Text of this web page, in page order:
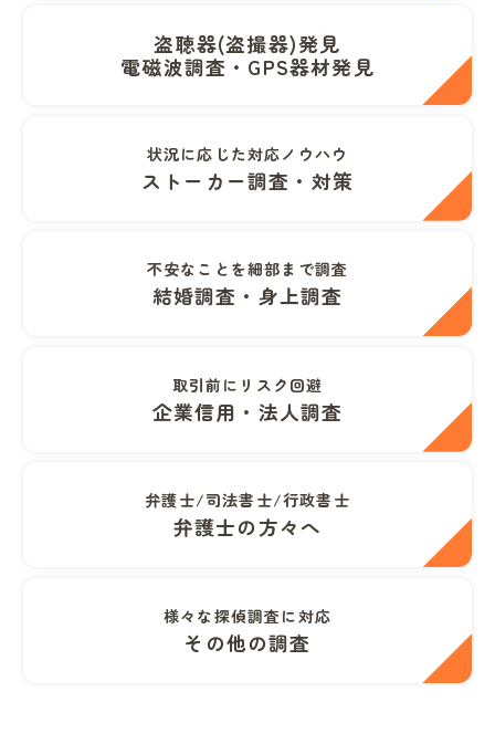
盗聴器(盗撮器)発見
電磁波調査・GPS器材発見
状況に応じた対応ノウハウ
ストーカー調査・対策
不安なことを細部まで調査
結婚調査・身上調査
取引前にリスク回避
企業信用・法人調査
弁護士/司法書士/行政書士
弁護士の方々へ
様々な探偵調査に対応
その他の調査